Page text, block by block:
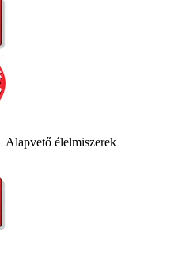
Alapvető élelmiszerek